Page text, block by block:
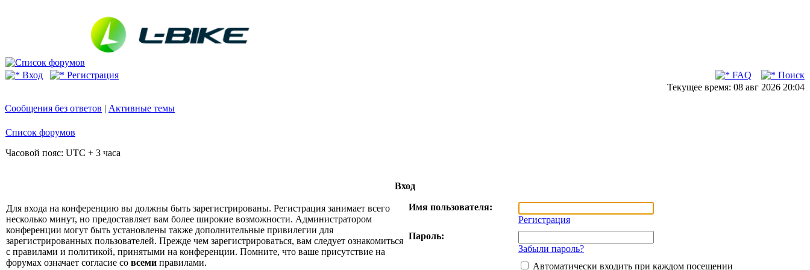
Вход Регистрация FAQ
Поиск
Текущее время: 08 авг 2026 20:04
Сообщения без ответов | Активные темы
Список форумов
Часовой пояс: UTC + 3 часа
Вход
Для входа на конференцию вы должны быть зарегистрированы. Регистрация занимает всего
несколько минут, но предоставляет вам более широкие возможности. Администратором
конференции могут быть установлены также дополнительные привилегии для
зарегистрированных пользователей. Прежде чем зарегистрироваться, вам следует ознакомиться
с правилами и политикой, принятыми на конференции. Помните, что ваше присутствие на
форумах означает согласие со всеми правилами.
Имя пользователя:
Регистрация
Пароль:
Забыли пароль?
Автоматически входить при каждом посещении